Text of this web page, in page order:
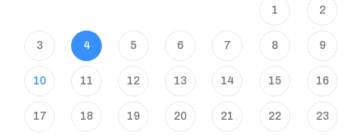
1 2
3 4 5 6 7 8 9
10 11 12 13 14 15 16
17 18 19 20 21 22 23